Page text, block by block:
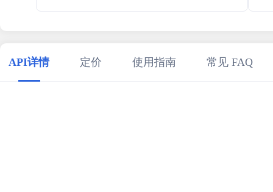
API详情 定价 使用指南 常见 FAQ